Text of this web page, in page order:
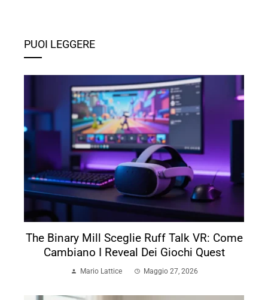
PUOI LEGGERE
The Binary Mill Sceglie Ruff Talk VR: Come
Cambiano I Reveal Dei Giochi Quest
Mario Lattice Maggio 27, 2026